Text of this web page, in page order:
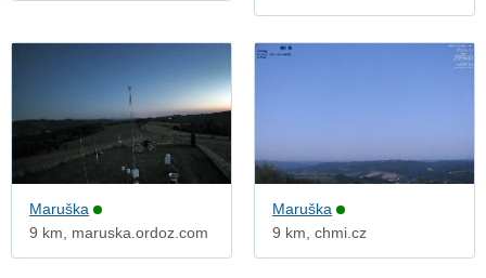
Maruška
9 km, maruska.ordoz.com
Maruška
9 km, chmi.cz